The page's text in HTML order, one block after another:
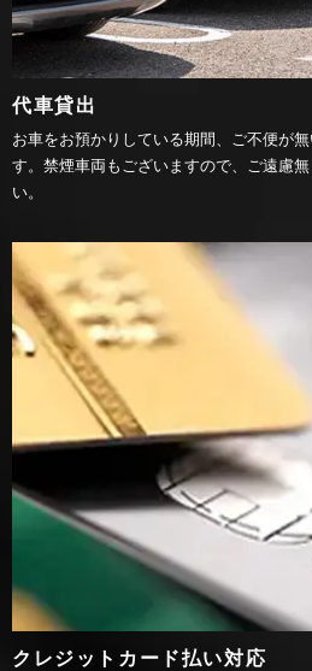
代車貸出
お車をお預かりしている期間、ご不便が
す。禁煙車両もございますので、ご遠慮
い。
クレジットカード払い対応